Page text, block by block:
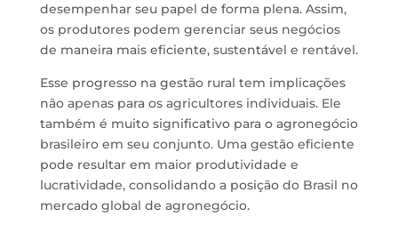
desempenhar seu papel de forma plena. Assim,
os produtores podem gerenciar seus negócios
de maneira mais eficiente, sustentável e rentável.
Esse progresso na gestão rural tem implicações
não apenas para os agricultores individuais. Ele
também é muito significativo para o agronegócio
brasileiro em seu conjunto. Uma gestão eficiente
pode resultar em maior produtividade e
lucratividade, consolidando a posição do Brasil no
mercado global de agronegócio.